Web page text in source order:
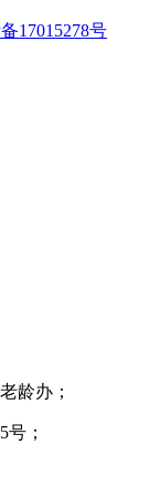
17015278号
龄办；
；